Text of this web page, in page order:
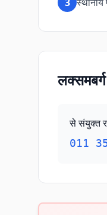
से संयुक्त
011